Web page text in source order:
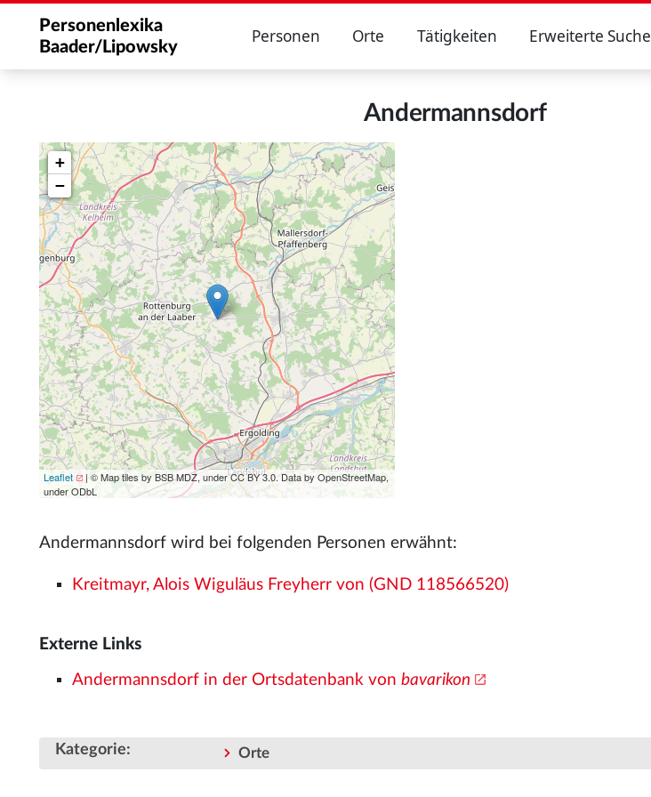
Personenlexika
Baader/Lipowsky
Personen Orte Tätigkeiten Erweiterte Suche
Andermannsdorf
+
−
Leaflet
| © Map tiles by BSB MDZ, under CC BY 3.0. Data by OpenStreetMap,
under ODbL
Andermannsdorf wird bei folgenden Personen erwähnt:
Kreitmayr, Alois Wiguläus Freyherr von (GND 118566520)
Externe Links
Andermannsdorf in der Ortsdatenbank vonbavarikon
Kategorie: Orte